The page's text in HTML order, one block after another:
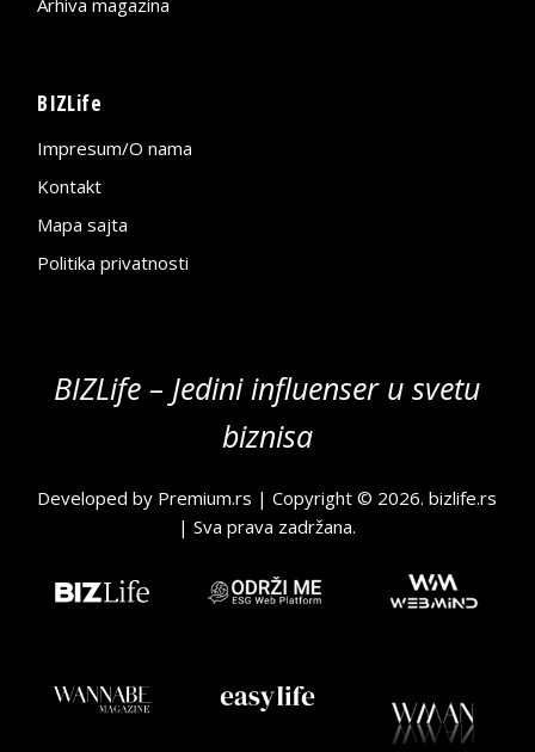
Arhiva magazina
BIZLife
Impresum/O nama
Kontakt
Mapa sajta
Politika privatnosti
BIZLife – Jedini influenser u svetu
biznisa
Developed by Premium.rs | Copyright © 2026.bizlife.rs
| Sva prava zadržana.